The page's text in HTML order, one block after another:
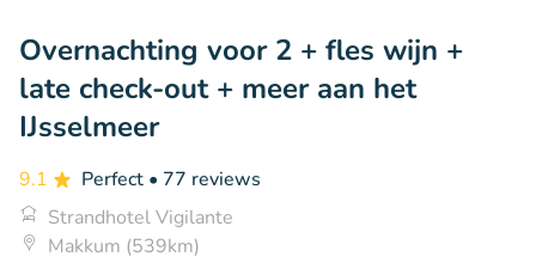
Overnachting voor 2 + fles wijn +
late check-out + meer aan het
IJsselmeer
9.1 Perfect • 77 reviews
Strandhotel Vigilante
Makkum (539km)